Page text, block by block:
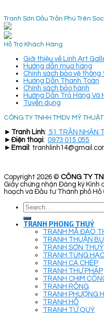
Tranh Sơn Dầu Trần Phú Trên
Hỗ Trợ Khách Hàng
Giới thiệu về Linh Art
Hướng dẫn mua hàng
Chính sách bảo vệ
Hướng Dẫn Thanh Toán
Chính sách bảo hành
Hướng Dẫn Trả Hàng Và
Tuyển dụng
CÔNG TY TNHH TMDV MỸ
► Tranh Linh: 51 TRẦN NHÂN
► Điện thoại: 0973 015 055
► Email :
Copyright 2026 © CÔNG TY
Giấy chứng nhận Đăng ký Kinh
hoạch và Đầu tư Thành phố
Search
for:
TRANH PHONG THUỶ
TRANH MÃ ĐÁO
TRANH THUẬN
TRANH SƠN THUỶ
TRANH TÙNG HẠC
TRANH CÁ CHÉP
TRANH THƯ PHÁP
TRANH CHIM
TRANH RỒNG
TRANH PHƯỢNG
TRANH HỔ
TRANH TỨ QUÝ